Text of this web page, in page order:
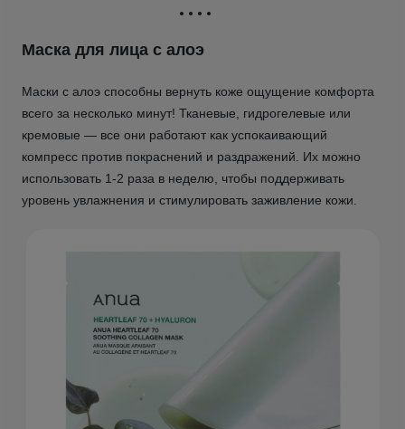
Маска для лица с алоэ
Маски с алоэ способны вернуть коже ощущение комфорта
всего за несколько минут! Тканевые, гидрогелевые или
кремовые — все они работают как успокаивающий
компресс против покраснений и раздражений. Их можно
использовать 1-2 раза в неделю, чтобы поддерживать
уровень увлажнения и стимулировать заживление кожи.